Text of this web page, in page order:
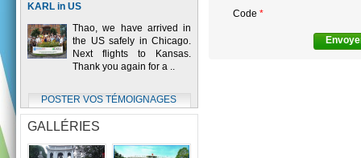
KARL in US
Thao, we have arrived in
the US safely in Chicago.
Next flights to Kansas.
Thank you again for a ..
POSTER VOS TÉMOIGNAGES
GALLÉRIES
Code *